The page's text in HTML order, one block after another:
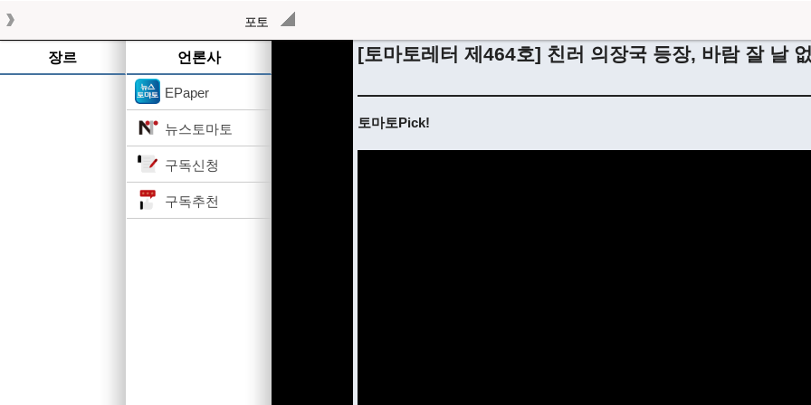
포토
장르 언론사
EPaper
뉴스토마토
구독신청
구독추천
[토마토레터 제464호] 친러 의장국 등장, 바람 잘 날
토마토Pick!